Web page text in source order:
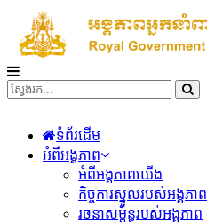
ទំព័រដើម
អំពីអង្គភាព
អំពីអង្គភាពយើង
កិច្ចការស្នូលរបស់អង្គភាព
រចនាសម្ព័ន្ធរបស់អង្គភាព